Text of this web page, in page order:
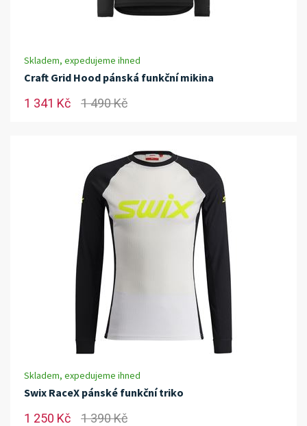
Skladem, expedujeme ihned
Craft Grid Hood pánská funkční mikina
1 341 Kč 1 490 Kč
Skladem, expedujeme ihned
Swix RaceX pánské funkční triko
1 250 Kč 1 390 Kč